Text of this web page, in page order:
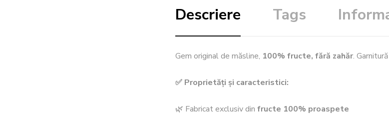
Descriere Tags
Gem original de măsline, 100% fructe, fără zahăr.
✅ Proprietăți și caracteristici:
🌿 Fabricat exclusiv din fructe 100% proaspete